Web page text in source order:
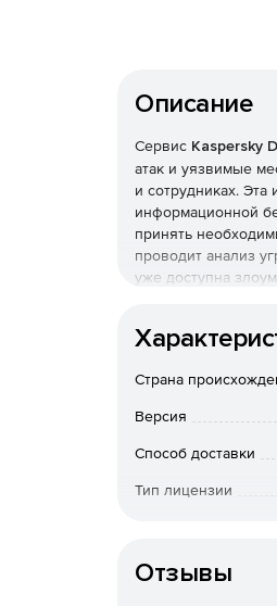
Описание
Сервис Kaspersky
атак и уязвимые
и сотрудниках.
информационной
принять
проводит анализ
уже доступна
потенциально
позволяет
Kaspersky Digital
подпольных
Страна
Версия
Способ доставки
Тип лицензии
Отзывы